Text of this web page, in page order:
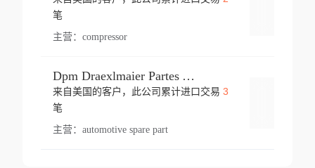
笔
主营： compressor
Dpm Draexlmaier Partes Automotrices Corr Ind Huejotzingo
来自美国的客户，此公司累计进口交易 3
笔
主营： automotive spare part